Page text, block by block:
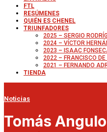
FTL
RESÚMENES
QUIÉN ES CHENEL
TRIUNFADORES
2025 – SERGIO
2024 – VÍCTOR
2023 – ISAAC
2022 – FRANCISCO DE
2021 – FERNANDO
TIENDA
Noticias
Tomás